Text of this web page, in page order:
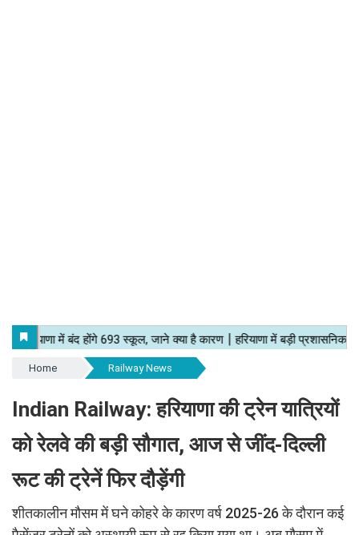
Home Railway News
Indian Railway: हरियाणा की ट्रेन यात्रियों
को रेलवे की बड़ी सौगात, आज से जींद-दिल्ली
रूट की ट्रेनें फिर दौड़ेंगी
शीतकालीन मौसम में घने कोहरे के कारण वर्ष 2025-26 के दौरान कई